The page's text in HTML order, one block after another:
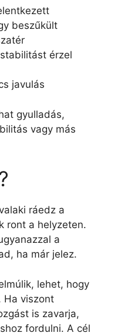
beszűkült
érzel
javulás
gyulladás,
vagy más
ráedz a
ront a helyzeten.
a
ha már jelez.
lehet, hogy
Ha viszont
is zavarja,
fordulni. A cél